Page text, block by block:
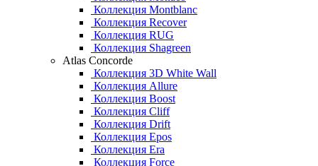
Коллекция Montblanc
Коллекция Recover
Коллекция RUG
Коллекция Shagreen
Atlas Concorde
Коллекция 3D White Wall
Коллекция Allure
Коллекция Boost
Коллекция Cliff
Коллекция Drift
Коллекция Epos
Коллекция Era
Коллекция Force